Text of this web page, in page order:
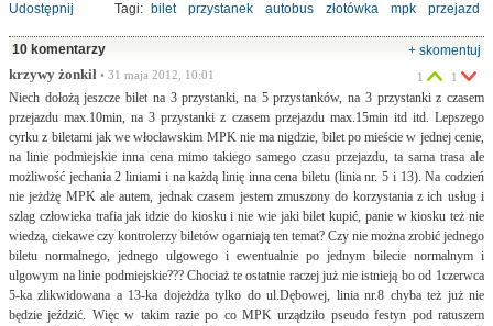
Udostępnij Tagi: bilet przystanek autobus złotówka mpk przejazd
10 komentarzy
+ skomentuj
krzywy żonkil • 31 maja 2012, 10:01
Niech dołożą jeszcze bilet na 3 przystanki, na 5 przystanków, na 3 przystanki z czasem
przejazdu max.10min, na 3 przystanki z czasem przejazdu max.15min itd itd. Lepszego
cyrku z biletami jak we włocławskim MPK nie ma nigdzie, bilet po mieście w jednej cenie,
na linie podmiejskie inna cena mimo takiego samego czasu przejazdu, ta sama trasa ale
możliwość jechania 2 liniami i na każdą linię inna cena biletu (linia nr. 5 i 13). Na codzień
nie jeżdżę MPK ale autem, jednak czasem jestem zmuszony do korzystania z ich usług i
szlag człowieka trafia jak idzie do kiosku i nie wie jaki bilet kupić, panie w kiosku też nie
wiedzą, ciekawe czy kontrolerzy biletów ogarniają ten temat? Czy nie można zrobić jednego
biletu normalnego, jednego ulgowego i ewentualnie po jednym bilecie normalnym i
ulgowym na linie podmiejskie??? Chociaż te ostatnie raczej już nie istnieją bo od 1czerwca
5-ka zlikwidowana a 13-ka dojeżdża tylko do ul.Dębowej, linia nr.8 chyba też już nie
będzie jeździć. Więc w takim razie po co MPK urządziło pseudo festyn pod ratuszem
1 1